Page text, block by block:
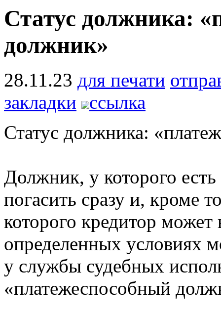
Статус должника:
должник»
28.11.23 для печати
закладки
ссылка
Статус должника:
Должник, у которого
погасить сразу и, кроме
которого кредитор может
определенных условиях
у службы судебных
«платежеспособный